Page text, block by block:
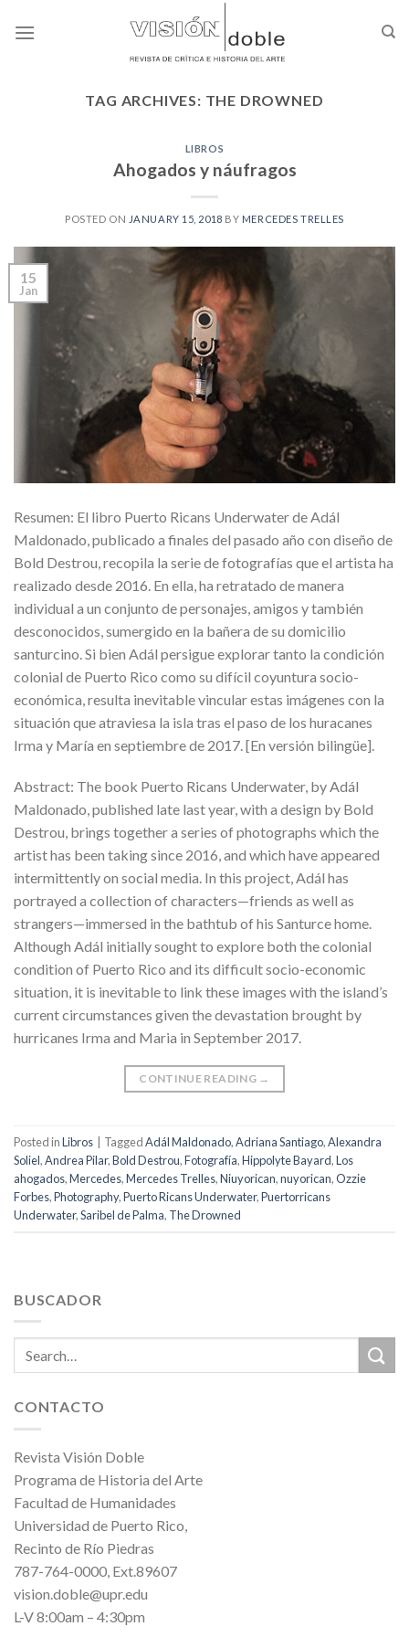
TAG ARCHIVES: THE DROWNED
LIBROS
Ahogados y náufragos
POSTED ON JANUARY 15, 2018 BY MERCEDES TRELLES
15
Jan
Resumen: El libro Puerto Ricans Underwater de Adál
Maldonado, publicado a finales del pasado año con diseño de
Bold Destrou, recopila la serie de fotografías que el artista ha
realizado desde 2016. En ella, ha retratado de manera
individual a un conjunto de personajes, amigos y también
desconocidos, sumergido en la bañera de su domicilio
santurcino. Si bien Adál persigue explorar tanto la condición
colonial de Puerto Rico como su difícil coyuntura socio-
económica, resulta inevitable vincular estas imágenes con la
situación que atraviesa la isla tras el paso de los huracanes
Irma y María en septiembre de 2017. [En versión bilingüe].
Abstract: The book Puerto Ricans Underwater, by Adál
Maldonado, published late last year, with a design by Bold
Destrou, brings together a series of photographs which the
artist has been taking since 2016, and which have appeared
intermittently on social media. In this project, Adál has
portrayed a collection of characters—friends as well as
strangers—immersed in the bathtub of his Santurce home.
Although Adál initially sought to explore both the colonial
condition of Puerto Rico and its difficult socio-economic
situation, it is inevitable to link these images with the island’s
current circumstances given the devastation brought by
hurricanes Irma and Maria in September 2017.
CONTINUE READING →
Posted inLibros TaggedAdál Maldonado,Adriana Santiago,Alexandra
Soliel,Andrea Pilar,Bold Destrou,Fotografía,Hippolyte Bayard,Los
ahogados,Mercedes,Mercedes Trelles,Niuyorican,nuyorican,Ozzie
Forbes,Photography,Puerto Ricans Underwater,Puertorricans
Underwater,Saribel de Palma, The Drowned
BUSCADOR
CONTACTO
Revista Visión Doble
Programa de Historia del Arte
Facultad de Humanidades
Universidad de Puerto Rico,
Recinto de Río Piedras
787-764-0000, Ext.89607
vision.doble@upr.edu
L-V 8:00am – 4:30pm